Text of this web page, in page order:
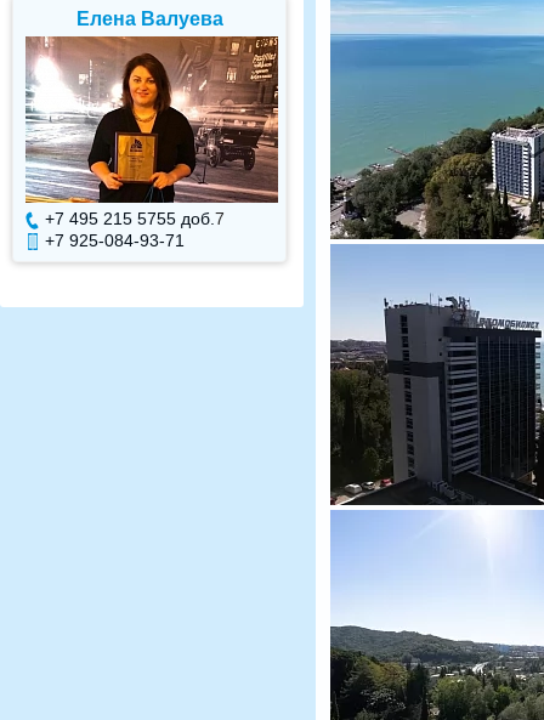
Елена Валуева
+7 495 215 5755 доб. 7
+7 925-084-93-71
Светлана
+7 495 215 5755 доб.
+7 925-084-93-70